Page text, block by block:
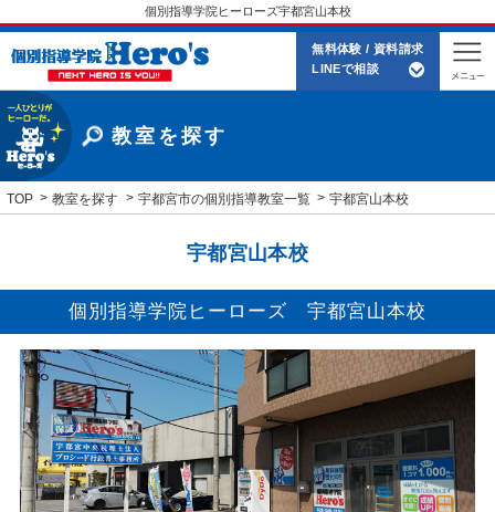
個別指導学院ヒーローズ宇都宮山本校
無料体験 / 資料請求
LINEで相談
教室を探す
TOP 教室を探す 宇都宮市の個別指導教室一覧 宇都宮山本校
宇都宮山本校
個別指導学院ヒーローズ 宇都宮山本校